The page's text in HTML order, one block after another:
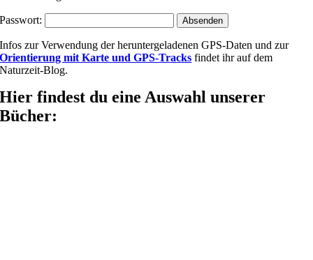
Passwort:
Infos zur Verwendung der heruntergeladenen GPS-Daten und zur
Orientierung mit Karte und GPS-Tracks findet ihr auf dem
Naturzeit-Blog.
Hier findest du eine Auswahl unserer
Bücher: